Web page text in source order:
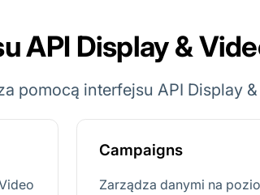
API Display &
pomocą interfejsu API Display
Campaigns
Zarządza danymi na